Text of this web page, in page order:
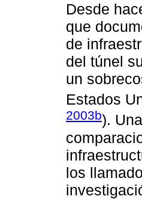
Desde
que
de
del túnel
un
Estados
2003b).
los